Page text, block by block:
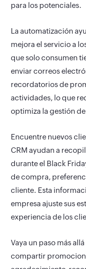
para los potenciales.
La automatización
mejora el servicio a
que solo consumen
enviar correos
recordatorios de
actividades, lo que
optimiza la gestión
Encuentre nuevos
CRM ayudan a
durante el Black
de compra,
cliente. Esta
empresa ajuste sus
experiencia de los
Vaya un paso más
compartir